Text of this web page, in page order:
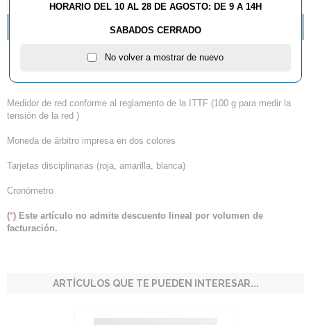
BRUTALES OFERTAS JOOLA "WINTERSALE 2019"
Set Arbitro Joola
Medidor de red conforme al reglamento de la ITTF (100 g para medir la
tensión de la red )
Moneda de árbitro impresa en dos colores
Tarjetas disciplinarias (roja, amarilla, blanca)
Cronómetro
(*) Este artículo no admite descuento lineal por volumen de
facturación.
ARTÍCULOS QUE TE PUEDEN INTERESAR...
HORARIO DEL 10 AL 28 DE AGOSTO: DE 9 A 14H
SABADOS CERRADO
No volver a mostrar de nuevo